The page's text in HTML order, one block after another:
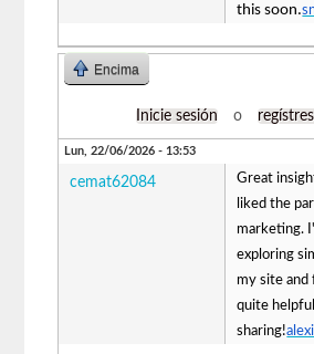
this soon.
Encima
Inicie sesión o
Lun, 22/06/2026 - 13:53
cemat62084
Great
liked the
marketing.
exploring
my site and
quite
sharing!